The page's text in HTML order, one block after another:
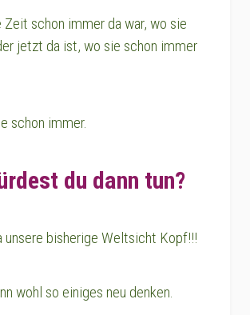
Zeit schon immer da war, wo sie
jetzt da ist, wo sie schon immer
schon immer.
du dann tun?
unsere bisherige Weltsicht Kopf!!!
wohl so einiges neu denken.